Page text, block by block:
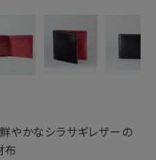
やかなシラサギレザーの
布